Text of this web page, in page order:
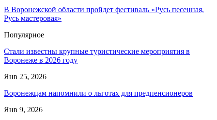
В Воронежской области пройдет фестиваль «Русь песенная,
Русь мастеровая»
Популярное
Стали известны крупные туристические мероприятия в
Воронеже в 2026 году
Янв 25, 2026
Воронежцам напомнили о льготах для предпенсионеров
Янв 9, 2026